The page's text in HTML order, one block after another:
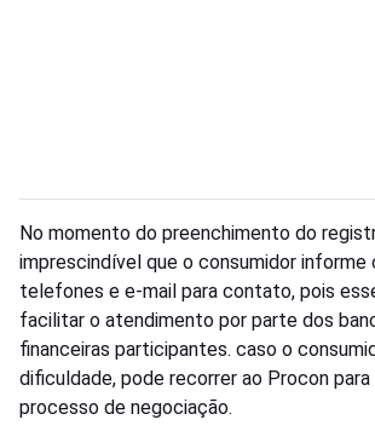
No momento do preenchimento do
imprescindível que o consumidor
telefones e e-mail para contato, pois
facilitar o atendimento por parte dos
financeiras participantes. caso o
dificuldade, pode recorrer ao Procon
processo de negociação.